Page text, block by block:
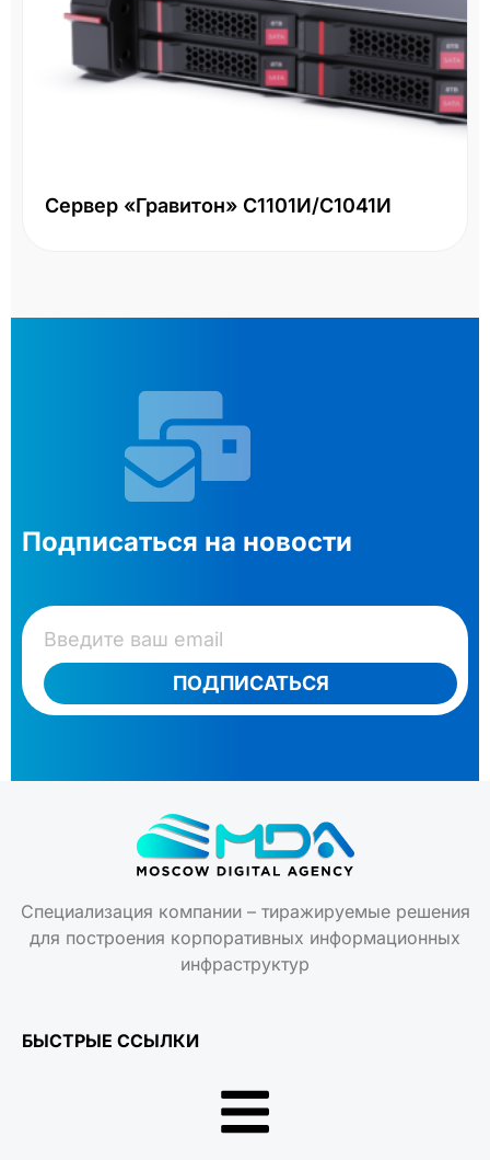
Сервер «Гравитон» С1101И/С1041И
Подписаться на новости
ПОДПИСАТЬСЯ
Специализация компании – тиражируемые решения
для построения корпоративных информационных
инфраструктур
БЫСТРЫЕ ССЫЛКИ